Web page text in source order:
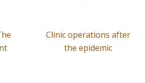
Clinic operations after
the epidemic